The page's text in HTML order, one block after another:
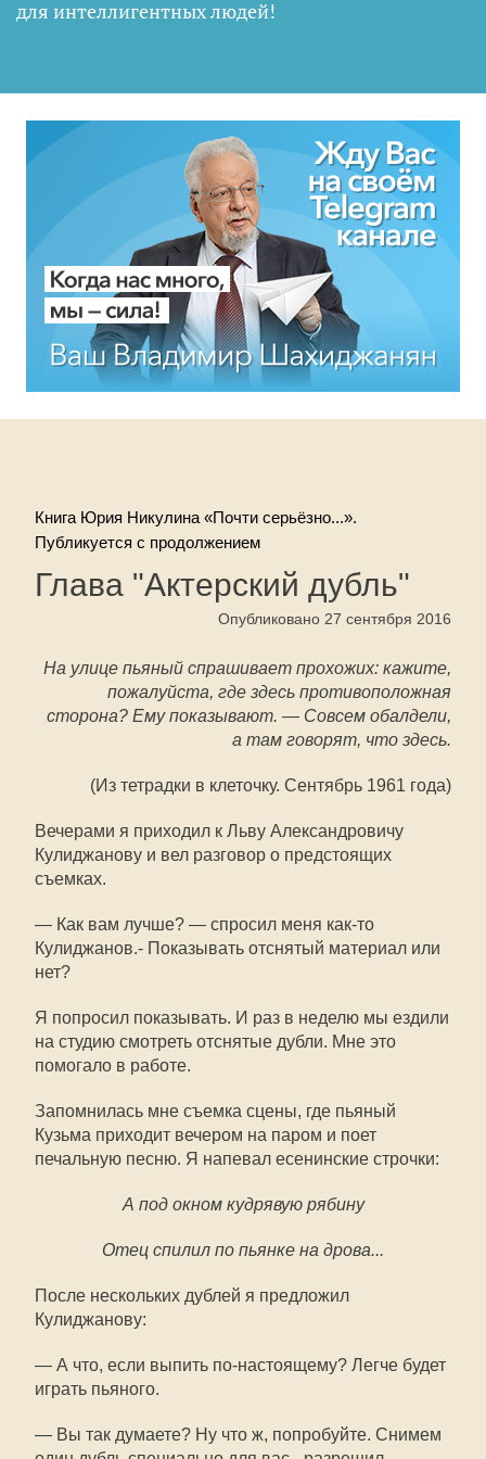
для интеллигентных людей!
Книга Юрия Никулина «Почти серьёзно...».
Публикуется с продолжением
Глава "Актерский дубль"
Опубликовано 27 сентября 2016
На улице пьяный спрашивает прохожих: кажите,
пожалуйста, где здесь противоположная
сторона? Ему показывают. — Совсем обалдели,
а там говорят, что здесь.
(Из тетрадки в клеточку. Сентябрь 1961 года)
Вечерами я приходил к Льву Александровичу
Кулиджанову и вел разговор о предстоящих
съемках.
— Как вам лучше? — спросил меня как-то
Кулиджанов.- Показывать отснятый материал или
нет?
Я попросил показывать. И раз в неделю мы ездили
на студию смотреть отснятые дубли. Мне это
помогало в работе.
Запомнилась мне съемка сцены, где пьяный
Кузьма приходит вечером на паром и поет
печальную песню. Я напевал есенинские строчки:
А под окном кудрявую рябину
Отец спилил по пьянке на дрова...
После нескольких дублей я предложил
Кулиджанову:
— А что, если выпить по-настоящему? Легче будет
играть пьяного.
— Вы так думаете? Ну что ж, попробуйте. Снимем